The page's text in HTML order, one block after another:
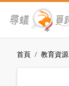
首頁 教育資源